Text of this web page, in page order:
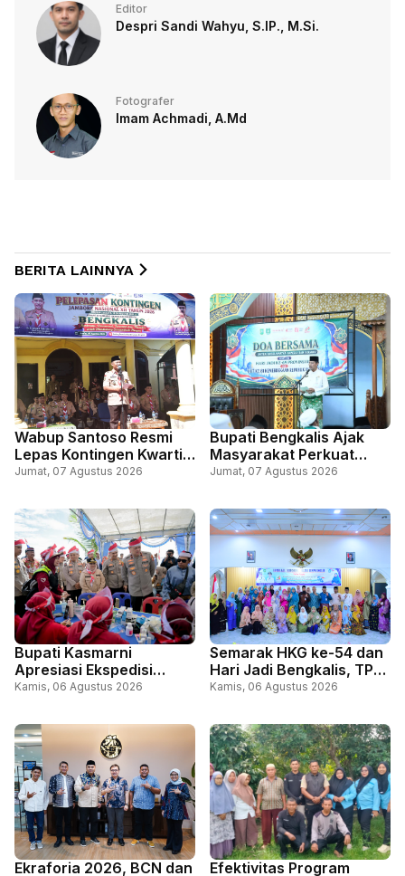
Editor
Despri Sandi Wahyu, S.IP., M.Si.
Fotografer
Imam Achmadi, A.Md
BERITA LAINNYA
Wabup Santoso Resmi
Lepas Kontingen Kwartir
Cabang Gerakan
Jambore Nasional, di
Cibubur Jakarta
Jumat, 07 Agustus 2026
Bupati Bengkalis Ajak
Masyarakat Perkuat
Persatuan Lewat Doa
Jadi ke-69 Riau dan HUT
ke-81 RI
Jumat, 07 Agustus 2026
Bupati Kasmarni
Apresiasi Ekspedisi
Merah Putih Presisi,
Masyarakat Perbatasan
Kamis, 06 Agustus 2026
Semarak HKG ke-54 dan
Hari Jadi Bengkalis, TP
PKK Bengkalis Gelar
Melayu
Kamis, 06 Agustus 2026
Ekraforia 2026, BCN dan
Efektivitas Program